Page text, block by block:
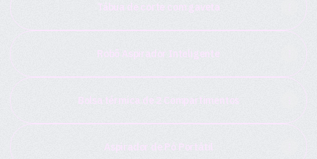
Tábua de corte com gaveta
Robô Aspirador Inteligente
Bolsa térmica de 2 Compartimentos
Aspirador de Pó Portátil